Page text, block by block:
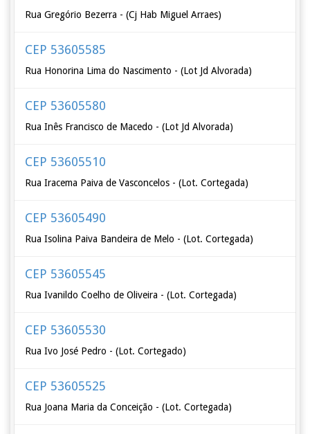
Rua Gregório Bezerra - (Cj Hab Miguel Arraes)
CEP 53605585
Rua Honorina Lima do Nascimento - (Lot Jd Alvorada)
CEP 53605580
Rua Inês Francisco de Macedo - (Lot Jd Alvorada)
CEP 53605510
Rua Iracema Paiva de Vasconcelos - (Lot. Cortegada)
CEP 53605490
Rua Isolina Paiva Bandeira de Melo - (Lot. Cortegada)
CEP 53605545
Rua Ivanildo Coelho de Oliveira - (Lot. Cortegada)
CEP 53605530
Rua Ivo José Pedro - (Lot. Cortegado)
CEP 53605525
Rua Joana Maria da Conceição - (Lot. Cortegada)